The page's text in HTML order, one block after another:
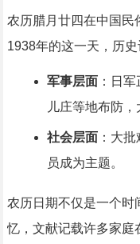
农历腊月廿四在中国民
1938年的这一天，历史
军事层面：日军
儿庄等地布防，
社会层面：大批
员成为主题。
农历日期不仅是一个时
忆，文献记载许多家庭